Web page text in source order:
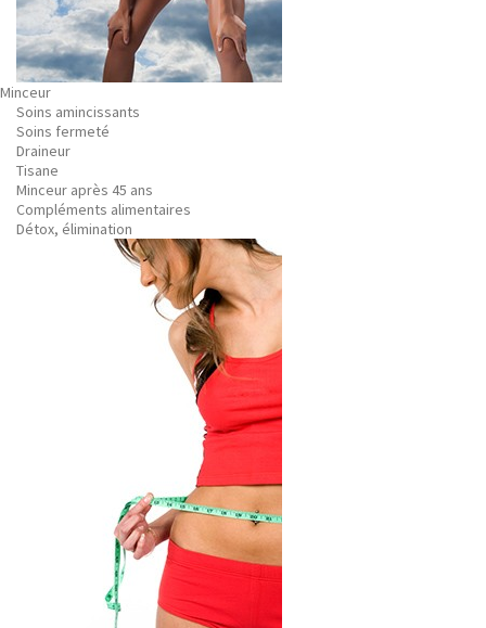
Minceur
Soins amincissants
Soins fermeté
Draineur
Tisane
Minceur après 45 ans
Compléments alimentaires
Détox, élimination